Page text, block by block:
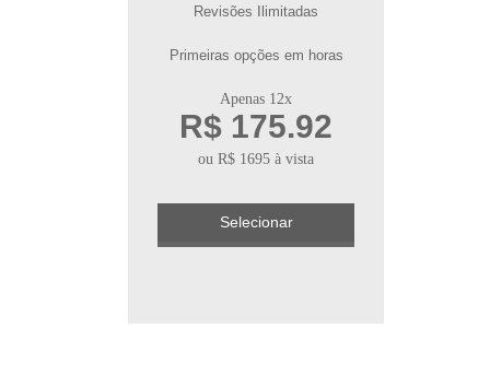
Revisões Ilimitadas
Primeiras opções em horas
Apenas 12x
R$ 175.92
ou R$ 1695 à vista